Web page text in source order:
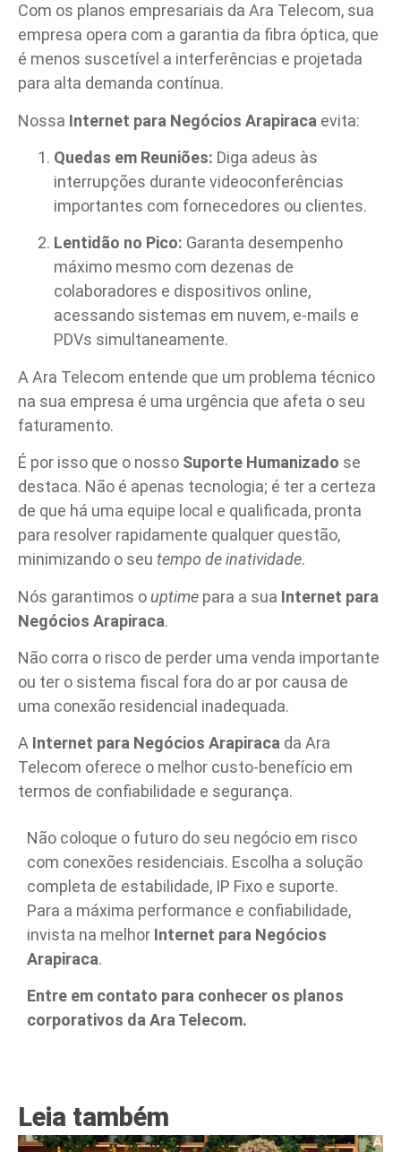
Com os planos empresariais da Ara Telecom, sua
empresa opera com a garantia da fibra óptica, que
é menos suscetível a interferências e projetada
para alta demanda contínua.
Nossa Internet para Negócios Arapiraca evita:
Quedas em Reuniões: Diga adeus às
interrupções durante videoconferências
importantes com fornecedores ou clientes.
Lentidão no Pico: Garanta desempenho
máximo mesmo com dezenas de
colaboradores e dispositivos online,
acessando sistemas em nuvem, e-mails e
PDVs simultaneamente.
A Ara Telecom entende que um problema técnico
na sua empresa é uma urgência que afeta o seu
faturamento.
É por isso que o nosso Suporte Humanizado se
destaca. Não é apenas tecnologia; é ter a certeza
de que há uma equipe local e qualificada, pronta
para resolver rapidamente qualquer questão,
minimizando o seu tempo de inatividade.
Nós garantimos o uptime para a sua Internet para
Negócios Arapiraca.
Não corra o risco de perder uma venda importante
ou ter o sistema fiscal fora do ar por causa de
uma conexão residencial inadequada.
A Internet para Negócios Arapiraca da Ara
Telecom oferece o melhor custo-benefício em
termos de confiabilidade e segurança.
Não coloque o futuro do seu negócio em risco
com conexões residenciais. Escolha a solução
completa de estabilidade, IP Fixo e suporte.
Para a máxima performance e confiabilidade,
invista na melhor Internet para Negócios
Arapiraca.
Entre em contato para conhecer os planos
corporativos da Ara Telecom.
Leia também